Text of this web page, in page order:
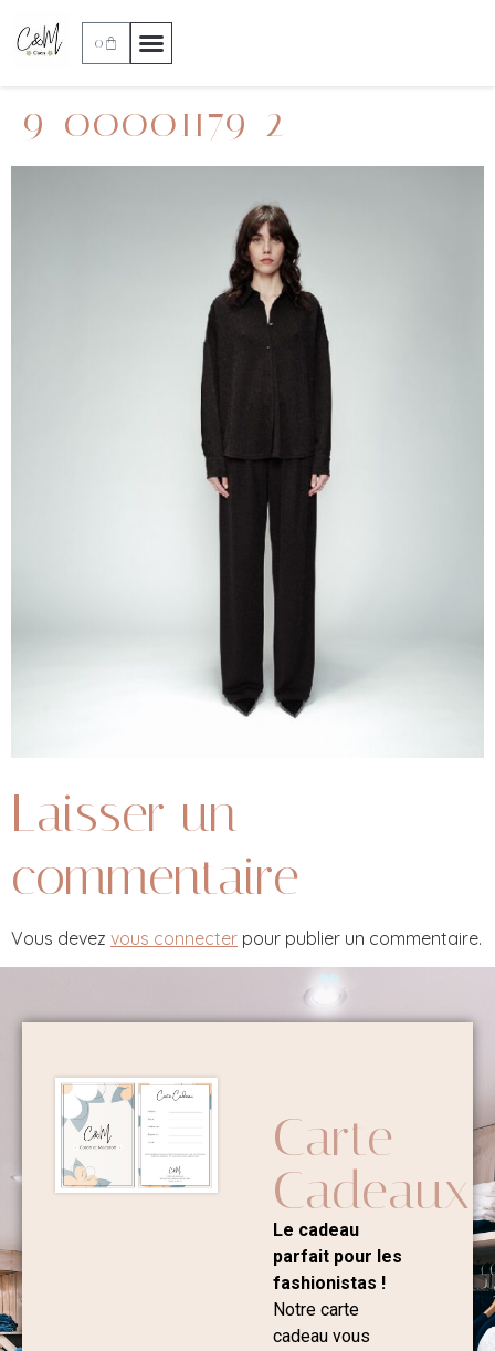
0
9_00001179_2
Laisser un
commentaire
Vous devez vous connecter pour publier un commentaire.
Carte
Cadeaux
Le cadeau
parfait pour les
fashionistas !
Notre carte
cadeau vous